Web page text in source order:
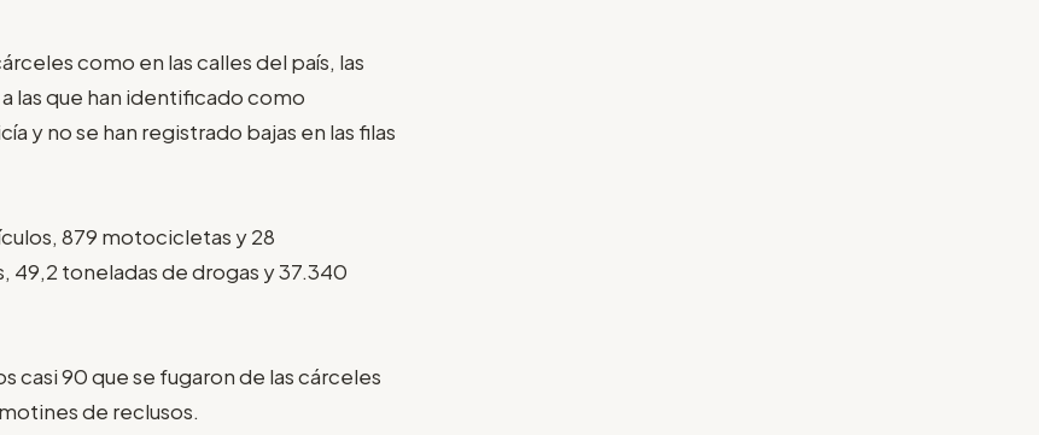
como en las calles del país, las
las que han identificado como
y no se han registrado bajas en las filas
879 motocicletas y 28
49,2 toneladas de drogas y 37.340
casi 90 que se fugaron de las cárceles
de reclusos.